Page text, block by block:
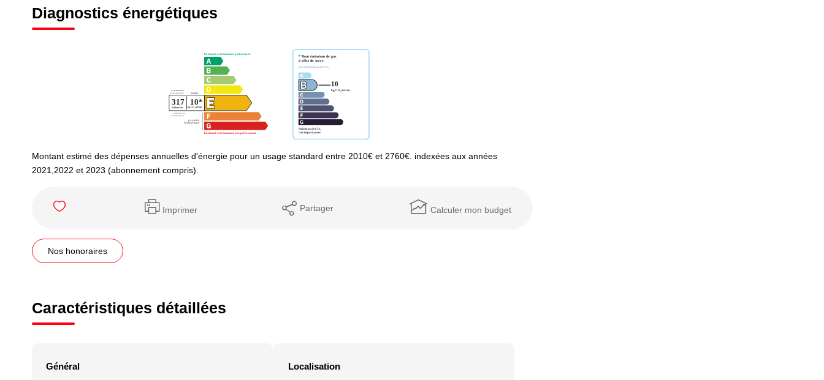
Diagnostics énergétiques
Montant estimé des dépenses annuelles d'énergie pour un usage standard entre 2010€ et 2760€. indexées aux années
2021,2022 et 2023 (abonnement compris).
Imprimer Partager Calculer mon budget
Nos honoraires
Caractéristiques détaillées
Général Localisation